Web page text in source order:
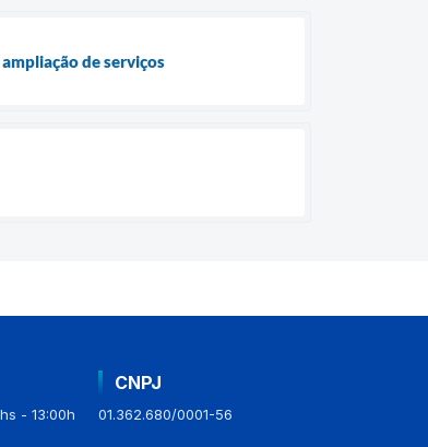
de serviços
- 13:00h
CNPJ
01.362.680/0001-56